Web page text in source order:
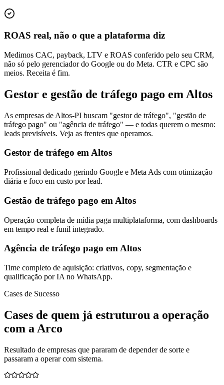
ROAS real, não o que a plataforma diz
Medimos CAC, payback, LTV e ROAS conferido pelo seu CRM,
não só pelo gerenciador do Google ou do Meta. CTR e CPC são
meios. Receita é fim.
Gestor e gestão de tráfego pago em Altos
As empresas de Altos-PI buscam "gestor de tráfego", "gestão de
tráfego pago" ou "agência de tráfego" — e todas querem o mesmo:
leads previsíveis. Veja as frentes que operamos.
Gestor de tráfego em Altos
Profissional dedicado gerindo Google e Meta Ads com otimização
diária e foco em custo por lead.
Gestão de tráfego pago em Altos
Operação completa de mídia paga multiplataforma, com dashboards
em tempo real e funil integrado.
Agência de tráfego pago em Altos
Time completo de aquisição: criativos, copy, segmentação e
qualificação por IA no WhatsApp.
Cases de Sucesso
Cases de quem já estruturou a operação
com a Arco
Resultado de empresas que pararam de depender de sorte e
passaram a operar com sistema.